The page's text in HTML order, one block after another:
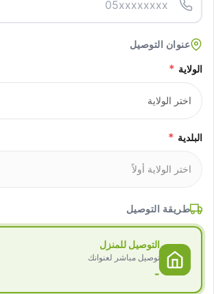
عنوان التوصيل
الولاية *
البلدية *
طريقة التوصيل
التوصيل للمنزل
توصيل مباشر لعنوانك
-